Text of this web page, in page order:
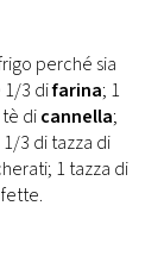
perché sia
1/3 difarina; 1
dicannella;
3 di tazza di
1 tazza di